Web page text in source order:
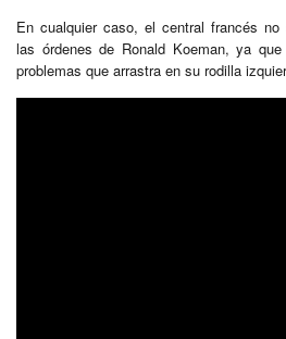
En cualquier caso, el central francés no
las órdenes de Ronald Koeman, ya
problemas que arrastra en su rodilla